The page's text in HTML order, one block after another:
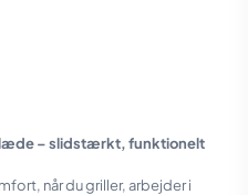
– slidstærkt, funktionelt
når du griller, arbejder i